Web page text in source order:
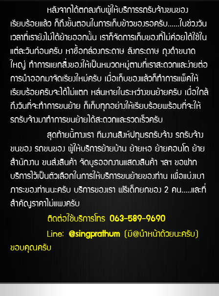
หลังจากได้ตกลงกับผู้ให้บริการรถรับจ้างขนของ
เรียบร้อยแล้ว ก็ถึงขั้นตอนในการเก็บข้าวของรอครับ......ในช่วงวัน
เวลาที่เรายังไม่ได้ย้ายออกนั้น เราก็จัดการเก็บของที่ไม่ค่อยได้ใช้ใน
แต่ละวันก่อนครับ หาซื้อกล่องกระดาษ ลังกระดาษ ถุงดำขนาด
ใหญ่ ทำการแยกสิ่งของให้เป็นหมวดหมู่ตามที่เราสะดวกและง่ายต่อ
การนำออกมาจัดเรียงใหม่ครับ เมื่อเก็บของแล้วก็ทำการแพ็คให้
เรียบร้อยครับจะได้ไม่แตก หล่นหายในระหว่างขนย้ายครับ เมื่อใกล้
ถึงวันที่จะทำการขนย้าย ก็เก็บทุกอย่างให้เรียบร้อยพร้อมที่จะให้
รถรับจ้างมาทำการขนย้ายได้สะดวกและรวดเร็วครับ
สุดท้ายนี้ทางเรา ทีมงานสิงห์ปทุมรถรับจ้าง รถรับจ้าง
ขนของ รถขนของ ผู้ให้บริการย้ายบ้าน ย้ายหอ ย้ายคอนโด ย้าย
สำนักงาน ขนส่งสินค้า จัดบูธออกงานแสดงสินค้า ฯลฯ ขอฝาก
บริการไว้เป็นตัวเลือกในการให้บริการขนย้ายของท่าน เพื่อแบ่งเบา
ภาระของท่านนะครับ บริการของเรา ฟรีเด็กยกของ 2 คน.....และที่
สำคัญราคาไม่แพงครับ
ติดต่อใช้บริการโทร 063-589-9690
Line: @singprathum (มี@นำหน้าด้วยนะครับ)
ขอบคุณครับ